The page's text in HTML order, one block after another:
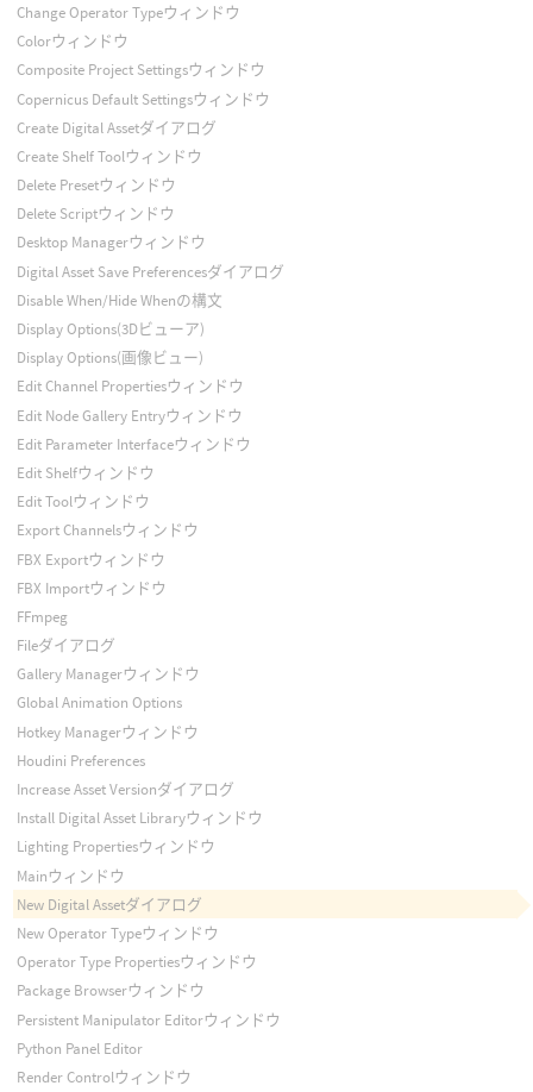
Change Operator Typeウィンドウ
Colorウィンドウ
Composite Project Settingsウィンドウ
Copernicus Default Settingsウィンドウ
Create Digital Assetダイアログ
Create Shelf Toolウィンドウ
Delete Presetウィンドウ
Delete Scriptウィンドウ
Desktop Managerウィンドウ
Digital Asset Save Preferencesダイアログ
Disable When/Hide Whenの構文
Display Options(3Dビューア)
Display Options(画像ビュー)
Edit Channel Propertiesウィンドウ
Edit Node Gallery Entryウィンドウ
Edit Parameter Interfaceウィンドウ
Edit Shelfウィンドウ
Edit Toolウィンドウ
Export Channelsウィンドウ
FBX Exportウィンドウ
FBX Importウィンドウ
FFmpeg
Fileダイアログ
Gallery Managerウィンドウ
Global Animation Options
Hotkey Managerウィンドウ
Houdini Preferences
Increase Asset Versionダイアログ
Install Digital Asset Libraryウィンドウ
Lighting Propertiesウィンドウ
Mainウィンドウ
New Digital Assetダイアログ
New Operator Typeウィンドウ
Operator Type Propertiesウィンドウ
Package Browserウィンドウ
Persistent Manipulator Editorウィンドウ
Python Panel Editor
Render Controlウィンドウ